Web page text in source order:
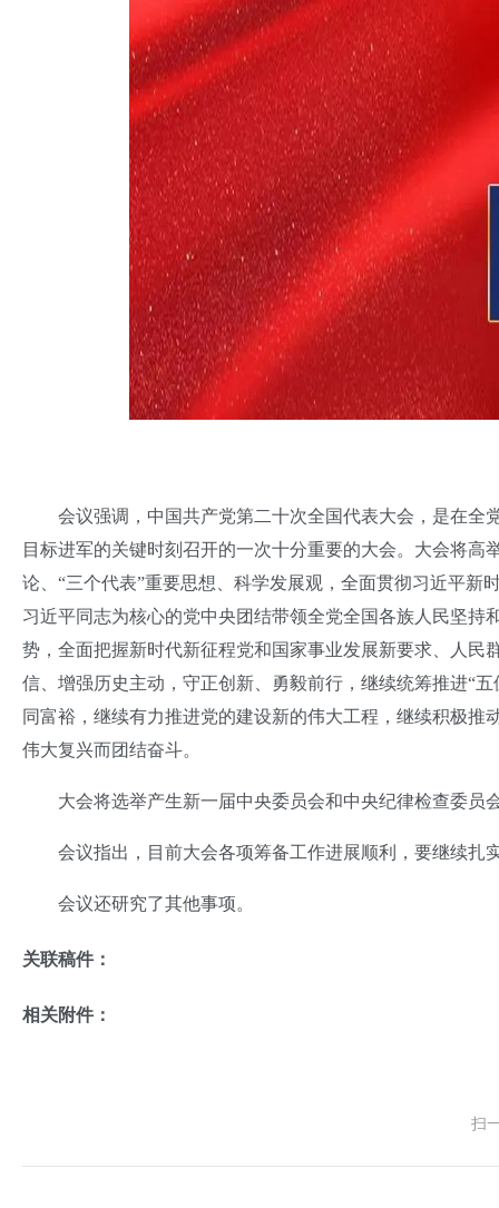
会议强调，中国共产党第二十次全国代表大会，是在全
目标进军的关键时刻召开的一次十分重要的大会。大会将
论、“三个代表”重要思想、科学发展观，全面贯彻习近平
习近平同志为核心的党中央团结带领全党全国各族人民坚
势，全面把握新时代新征程党和国家事业发展新要求、人
信、增强历史主动，守正创新、勇毅前行，继续统筹推进“
同富裕，继续有力推进党的建设新的伟大工程，继续积极
伟大复兴而团结奋斗。
大会将选举产生新一届中央委员会和中央纪律检查委员
会议指出，目前大会各项筹备工作进展顺利，要继续扎
会议还研究了其他事项。
关联稿件：
相关附件：
扫